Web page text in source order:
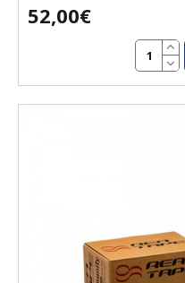
52,00€